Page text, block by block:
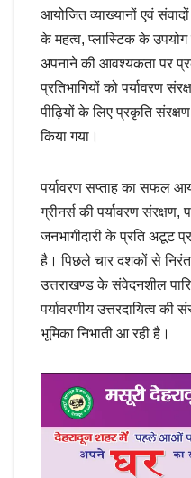
आयोजित व्याख्यानों एवं
के महत्व, प्लास्टिक के
अपनाने की आवश्यकता पर
प्रतिभागियों को पर्यावरण
पीढ़ियों के लिए प्रकृति
किया गया।
पर्यावरण सप्ताह का सफल
ग्रीनर्स की पर्यावरण संरक्षण,
जनभागीदारी के प्रति अटूट
है। पिछले चार दशकों से
उत्तराखण्ड के संवेदनशील
पर्यावरणीय उत्तरदायित्व
भूमिका निभाती आ रही है।